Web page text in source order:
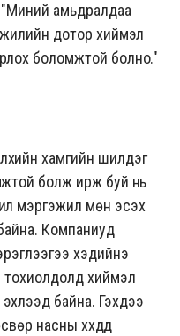
амьдралдаа
дотор хиймэл
боломжтой болно."
хамгийн шилдэг
болж ирж буй нь
мэргэжил мөн эсэх
Компаниуд
хэдийнэ
тохиолдолд хиймэл
байна. Гэхдээ
насны хүүхдүүд